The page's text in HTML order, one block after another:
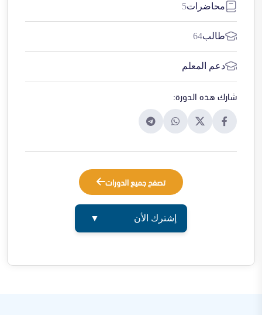
محاضرات5
طالب64
دعم المعلم
شارك هذه الدورة:
تصفح جميع الدورات
إشترك الأن ▼